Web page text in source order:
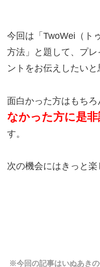
今回は「TwoWei（ト
方法」と題して、プ
ントをお伝えしたいと
面白かった方はもちろ
なかった方に是
す。
次の機会にはきっと
※今回の記事はいぬあき